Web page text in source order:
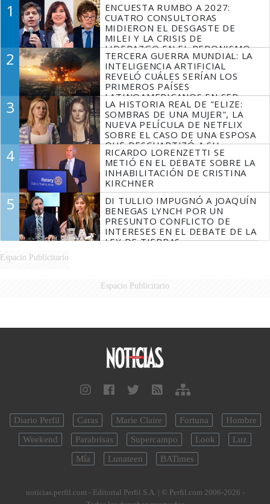
1
ENCUESTA RUMBO A 2027:
CUATRO CONSULTORAS
MIDIERON EL DESGASTE DE
MILEI Y LA CRISIS DE
LIDERAZGO EN EL PERONISMO
2
TERCERA GUERRA MUNDIAL: LA
INTELIGENCIA ARTIFICIAL
REVELÓ CUÁLES SERÍAN LOS
PRIMEROS PAÍSES
LATINOAMERICANOS EN SER
DERROTADOS
3
LA HISTORIA REAL DE "ELIZE:
SOMBRAS DE UNA MUJER", LA
NUEVA PELÍCULA DE NETFLIX
SOBRE EL CASO DE UNA ESPOSA
QUE DESCUARTIZÓ A SU
MARIDO
4
RICARDO LORENZETTI SE
METIÓ EN EL DEBATE SOBRE LA
INHABILITACIÓN DE CRISTINA
KIRCHNER
5
DI TULLIO IMPUGNÓ A JOAQUÍN
BENEGAS LYNCH POR UN
PRESUNTO CONFLICTO DE
INTERESES EN EL DEBATE DE LA
LEY DE TIERRAS
Espacio Publicitario
Espacio Publicitario
Diario Perfil Caras Marie Claire Fortuna
Hombre
Weekend
Parabrisas Supercampo Look
Luz
Mía
Lunateen BATimes
noticias.perfil.com - Editorial Perfil S.A. | © Perfil.com 2006-2026 -